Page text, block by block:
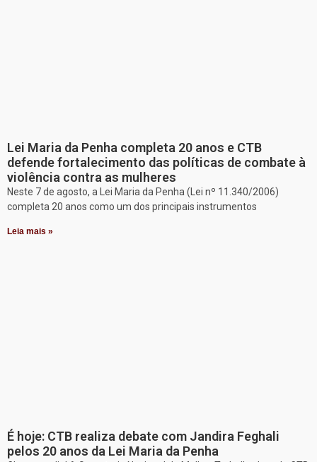
Lei Maria da Penha completa 20 anos e CTB
defende fortalecimento das políticas de combate à
violência contra as mulheres
Neste 7 de agosto, a Lei Maria da Penha (Lei nº 11.340/2006)
completa 20 anos como um dos principais instrumentos
Leia mais »
É hoje: CTB realiza debate com Jandira Feghali
pelos 20 anos da Lei Maria da Penha